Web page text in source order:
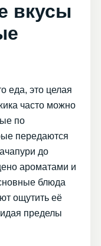
вкусы
еда, это целая
часто можно
по
передаются
до
ароматами и
блюда
ощутить её
пределы